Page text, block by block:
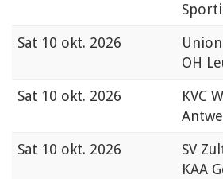
Sat 10 okt. 2026
OH
Sat 10 okt. 2026
KVC
Sat 10 okt. 2026
SV
KAA